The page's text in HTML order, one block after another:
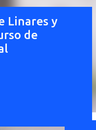
Linares y
de